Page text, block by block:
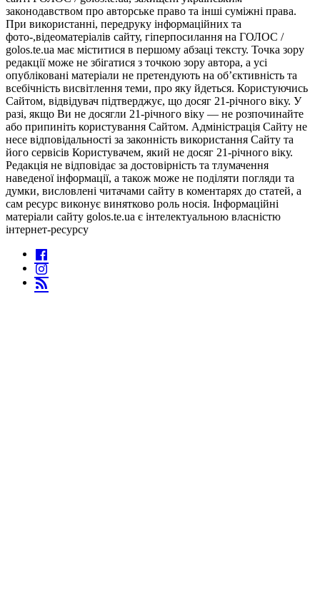
законодавством про авторське право та інші суміжні права.
При використанні, передруку інформаційних та
фото-,відеоматеріалів сайту, гіперпосилання на ГОЛОС /
golos.te.ua має міститися в першому абзаці тексту. Точка зору
редакції може не збігатися з точкою зору автора, а усі
опубліковані матеріали не претендують на об’єктивність та
всебічність висвітлення теми, про яку йдеться. Користуючись
Сайтом, відвідувач підтверджує, що досяг 21-річного віку. У
разі, якщо Ви не досягли 21-річного віку — не розпочинайте
або припиніть користування Сайтом. Адміністрація Сайту не
несе відповідальності за законність використання Сайту та
його сервісів Користувачем, який не досяг 21-річного віку.
Редакція не відповідає за достовірність та тлумачення
наведеної інформації, а також може не поділяти погляди та
думки, висловлені читачами сайту в коментарях до статей, а
сам ресурс виконує винятково роль носія. Інформаційні
матеріали сайту golos.te.ua є інтелектуальною власністю
інтернет-ресурсу